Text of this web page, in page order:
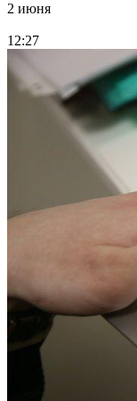
2 июня
12:27